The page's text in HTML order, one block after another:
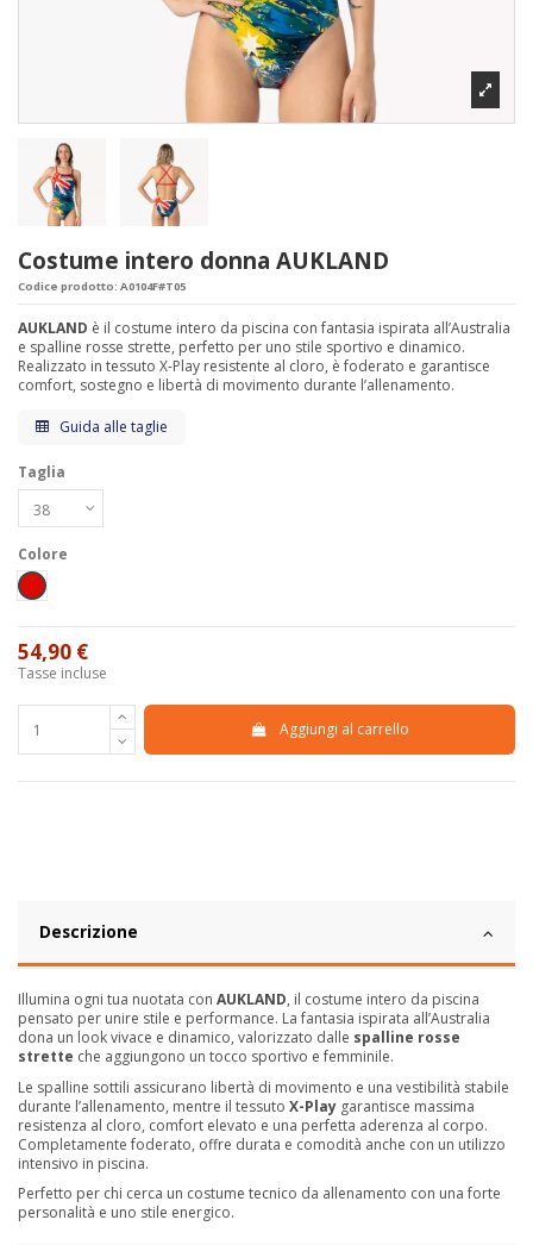
Costume intero donna AUKLAND
Codice prodotto: A0104F#T05
AUKLAND è il costume intero da piscina con fantasia ispirata all’Australia
e spalline rosse strette, perfetto per uno stile sportivo e dinamico.
Realizzato in tessuto X-Play resistente al cloro, è foderato e garantisce
comfort, sostegno e libertà di movimento durante l’allenamento.
Guida alle taglie
Taglia
Colore
Rosso
54,90 €
Tasse incluse
Aggiungi al carrello
Descrizione
Illumina ogni tua nuotata con AUKLAND, il costume intero da piscina
pensato per unire stile e performance. La fantasia ispirata all’Australia
dona un look vivace e dinamico, valorizzato dalle spalline rosse
strette che aggiungono un tocco sportivo e femminile.
Le spalline sottili assicurano libertà di movimento e una vestibilità stabile
durante l’allenamento, mentre il tessuto X-Play garantisce massima
resistenza al cloro, comfort elevato e una perfetta aderenza al corpo.
Completamente foderato, offre durata e comodità anche con un utilizzo
intensivo in piscina.
Perfetto per chi cerca un costume tecnico da allenamento con una forte
personalità e uno stile energico.